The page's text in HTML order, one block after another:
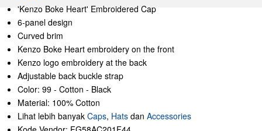
'Kenzo Boke Heart' Embroidered Cap
6-panel design
Curved brim
Kenzo Boke Heart embroidery on the front
Kenzo logo embroidery at the back
Adjustable back buckle strap
Color: 99 - Cotton - Black
Material: 100% Cotton
Lihat lebih banyak Caps, Hats dan Accessories